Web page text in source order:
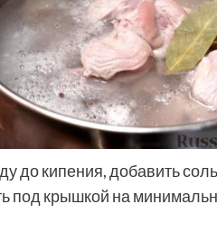
до кипения, добавить
под крышкой на